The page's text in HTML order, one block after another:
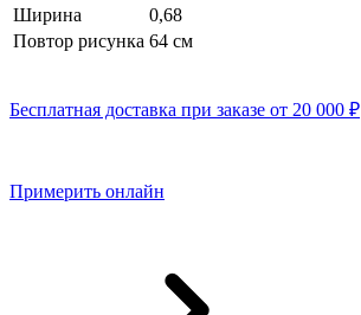
Ширина
0,68
Повтор рисунка 64 cм
Бесплатная доставка при заказе от 20 000 ₽
Примерить онлайн